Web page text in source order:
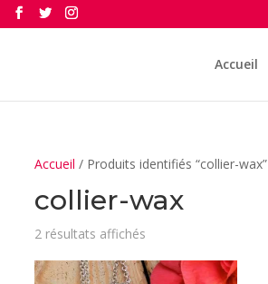
Accueil
Accueil / Produits identifiés “collier-wax”
collier-wax
2 résultats affichésTrié
plus